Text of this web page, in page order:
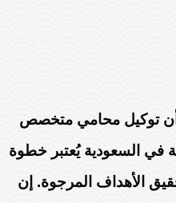
أن توكيل محامي متخصص
في السعودية يُعتبر خطوة
الأهداف المرجوة. إن